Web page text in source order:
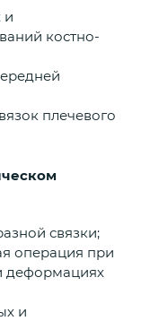
и
костно-
плечевого
связки;
операция при
деформациях
и